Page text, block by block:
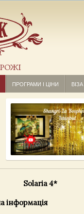
ПРОГРАМИ І ЦІНИ ВІЗА
Solaria 4*
інформація